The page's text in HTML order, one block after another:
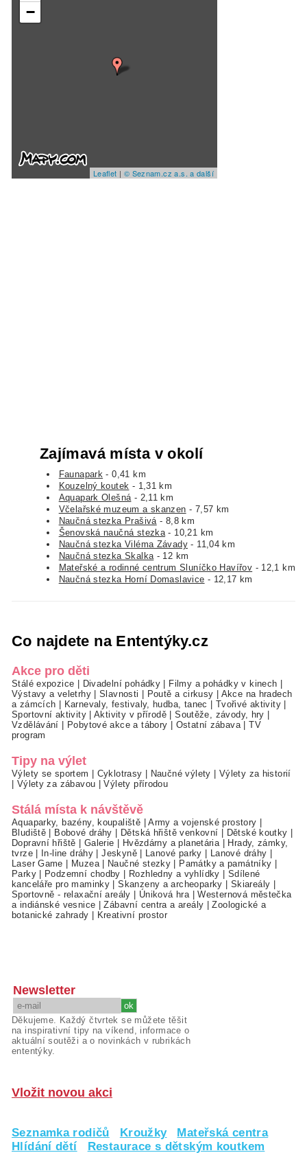
−
Leaflet | © Seznam.cz a.s. a další
Zajímavá místa v okolí
Faunapark - 0,41 km
Kouzelný koutek - 1,31 km
Aquapark Olešná- 2,11 km
Včelařské muzeum a skanzen - 7,57 km
Naučná stezka Prašivá- 8,8 km
Šenovská naučná stezka- 10,21 km
Naučná stezka Viléma Závady - 11,04 km
Naučná stezka Skalka- 12 km
Mateřské a rodinné centrum Sluníčko Havířov - 12,1 km
Naučná stezka Horní Domaslavice - 12,17 km
Co najdete na Ententýky.cz
Akce pro děti
Stálé expozice Divadelní pohádky Filmy a pohádky v kinech
Výstavy a veletrhy|Slavnosti Poutě a cirkusy
Akce na hradech
a zámcích
Karnevaly, festivaly, hudba, tanec Tvořivé aktivity
Sportovní aktivity|Aktivity v přírodě |Soutěže, závody, hry
Vzdělávání
Pobytové akce a tábory Ostatní zábava|TV
program
Tipy na výlet
Výlety se sportem Cyklotrasy Naučné výlety
Výlety za historií
Výlety za zábavou |Výlety přírodou
Stálá místa k návštěvě
Aquaparky, bazény, koupaliště |Army a vojenské prostory
Bludiště
Bobové dráhy Dětská hřiště venkovní Dětské koutky
Dopravní hřiště
Galerie Hvězdárny a planetária|
Hrady, zámky,
tvrze| In-line dráhy |Jeskyně| Lanové parky Lanové dráhy
Laser Game
Muzea| Naučné stezky Památky a památníky
Parky| Podzemní chodby Rozhledny a vyhlídky
Sdílené
kanceláře pro maminky |Skanzeny a archeoparky Skiareály
Sportovně - relaxační areály
Úniková hra|Westernová městečka
a indiánské vesnice |Zábavní centra a areály |Zoologické a
botanické zahrady
Kreativní prostor
Newsletter
Děkujeme. Každý čtvrtek se můžete těšit
na inspirativní tipy na víkend, informace o
aktuální soutěži a o novinkách v rubrikách
ententýky.
Vložit novou akci
Seznamka rodičů Kroužky
Mateřská centra
Hlídání dětí
Restaurace s dětským koutkem